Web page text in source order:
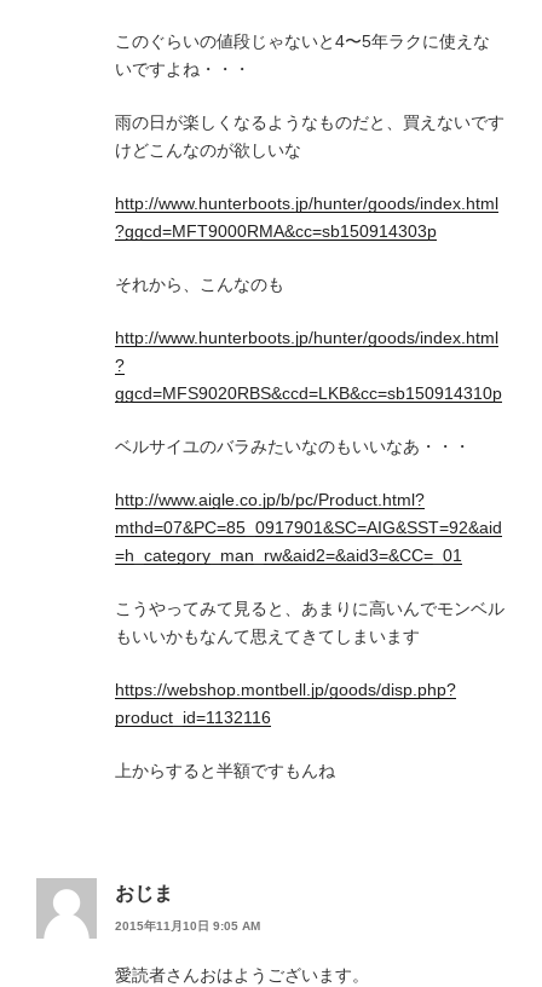
このぐらいの値段じゃないと4〜5年ラクに使えな
いですよね・・・
雨の日が楽しくなるようなものだと、買えないです
けどこんなのが欲しいな
http://www.hunterboots.jp/hunter/goods/index.html
?ggcd=MFT9000RMA&cc=sb150914303p
それから、こんなのも
http://www.hunterboots.jp/hunter/goods/index.html
?
ggcd=MFS9020RBS&ccd=LKB&cc=sb150914310p
ベルサイユのバラみたいなのもいいなあ・・・
http://www.aigle.co.jp/b/pc/Product.html?
mthd=07&PC=85_0917901&SC=AIG&SST=92&aid
=h_category_man_rw&aid2=&aid3=&CC=_01
こうやってみて見ると、あまりに高いんでモンベル
もいいかもなんて思えてきてしまいます
https://webshop.montbell.jp/goods/disp.php?
product_id=1132116
上からすると半額ですもんね
おじま
2015年11月10日 9:05 AM
愛読者さんおはようございます。